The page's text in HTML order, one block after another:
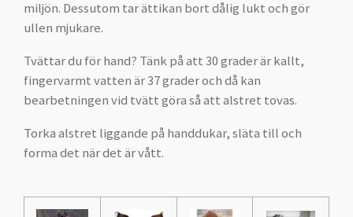
miljön. Dessutom tar ättikan bort dålig lukt och gör
ullen mjukare.
Tvättar du för hand? Tänk på att 30 grader är kallt,
fingervarmt vatten är 37 grader och då kan
bearbetningen vid tvätt göra så att alstret tovas.
Torka alstret liggande på handdukar, släta till och
forma det när det är vått.